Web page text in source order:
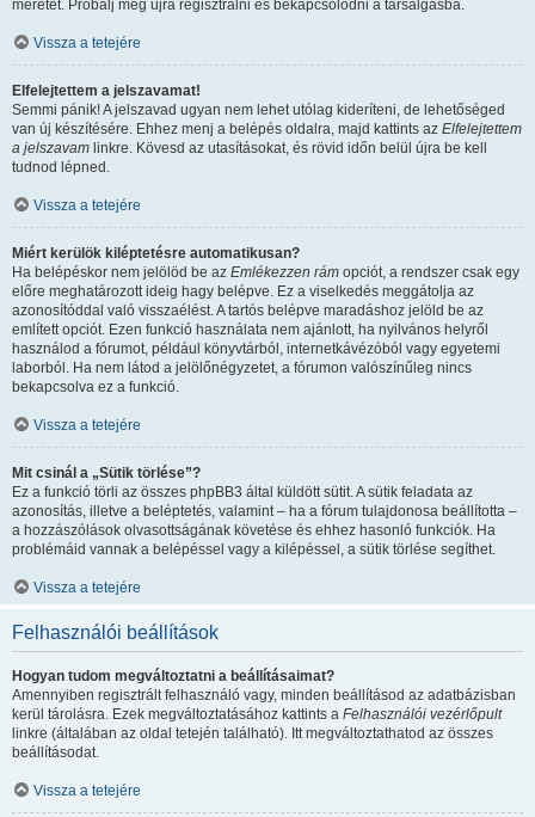
méretét. Próbálj meg újra regisztrálni és bekapcsolódni a társalgásba.
Vissza a tetejére
Elfelejtettem a jelszavamat!
Semmi pánik! A jelszavad ugyan nem lehet utólag kideríteni, de lehetőséged
van új készítésére. Ehhez menj a belépés oldalra, majd kattints az Elfelejtettem
a jelszavam linkre. Kövesd az utasításokat, és rövid időn belül újra be kell
tudnod lépned.
Vissza a tetejére
Miért kerülök kiléptetésre automatikusan?
Ha belépéskor nem jelölöd be az Emlékezzen rám opciót, a rendszer csak egy
előre meghatározott ideig hagy belépve. Ez a viselkedés meggátolja az
azonosítóddal való visszaélést. A tartós belépve maradáshoz jelöld be az
említett opciót. Ezen funkció használata nem ajánlott, ha nyilvános helyről
használod a fórumot, például könyvtárból, internetkávézóból vagy egyetemi
laborból. Ha nem látod a jelölőnégyzetet, a fórumon valószínűleg nincs
bekapcsolva ez a funkció.
Vissza a tetejére
Mit csinál a „Sütik törlése”?
Ez a funkció törli az összes phpBB3 által küldött sütit. A sütik feladata az
azonosítás, illetve a beléptetés, valamint – ha a fórum tulajdonosa beállította –
a hozzászólások olvasottságának követése és ehhez hasonló funkciók. Ha
problémáid vannak a belépéssel vagy a kilépéssel, a sütik törlése segíthet.
Vissza a tetejére
Felhasználói beállítások
Hogyan tudom megváltoztatni a beállításaimat?
Amennyiben regisztrált felhasználó vagy, minden beállításod az adatbázisban
kerül tárolásra. Ezek megváltoztatásához kattints a Felhasználói vezérlőpult
linkre (általában az oldal tetején található). Itt megváltoztathatod az összes
beállításodat.
Vissza a tetejére